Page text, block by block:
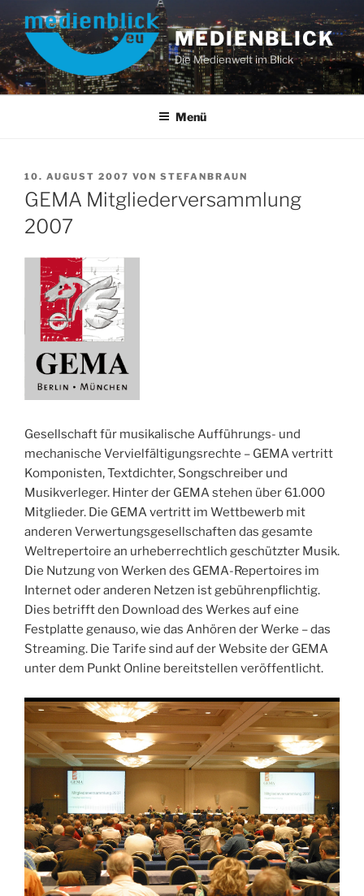
Inhalt
springen
MEDIENBLICK
Die Medienwelt im Blick
Menü
VERÖFFENTLICHT
AM
10. AUGUST 2007 VON STEFANBRAUN
GEMA Mitgliederversammlung
2007
Gesellschaft für musikalische Aufführungs- und
mechanische Vervielfältigungsrechte – GEMA vertritt
Komponisten, Textdichter, Songschreiber und
Musikverleger. Hinter der GEMA stehen über 61.000
Mitglieder. Die GEMA vertritt im Wettbewerb mit
anderen Verwertungsgesellschaften das gesamte
Weltrepertoire an urheberrechtlich geschützter Musik.
Die Nutzung von Werken des GEMA-Repertoires im
Internet oder anderen Netzen ist gebührenpflichtig.
Dies betrifft den Download des Werkes auf eine
Festplatte genauso, wie das Anhören der Werke – das
Streaming. Die Tarife sind auf der Website der GEMA
unter dem Punkt Online bereitstellen veröffentlicht.